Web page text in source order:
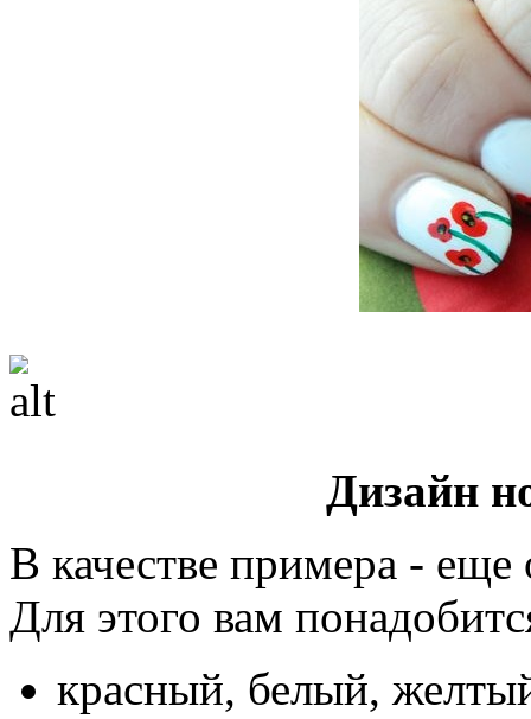
Дизайн
В качестве примера - еще
Для этого вам
красный, белый,